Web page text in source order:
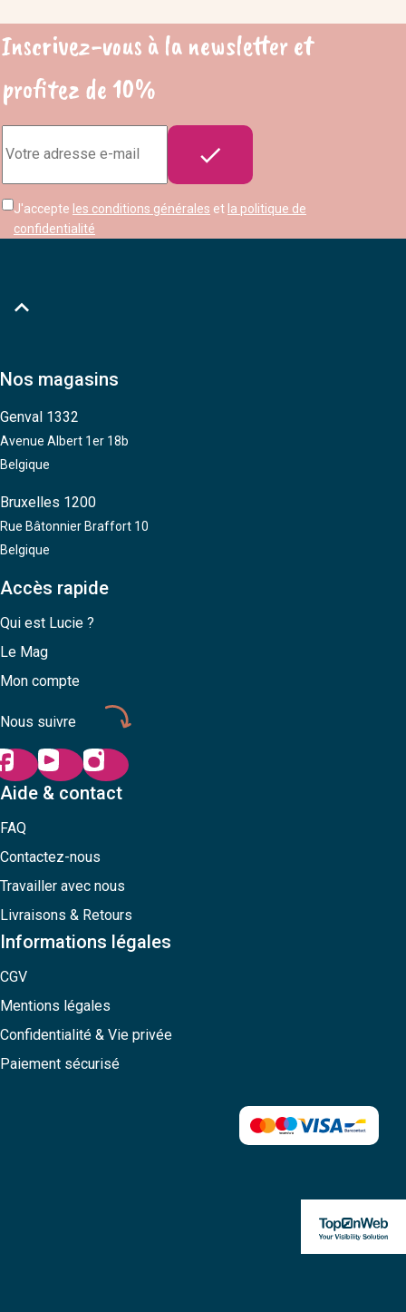
Inscrivez-vous à la newsletter et
profitez de 10%
e-
mail

J'accepte les conditions générales et la politique de
confidentialité

Nos magasins
Genval 1332
Avenue Albert 1er 18b
Belgique
Bruxelles 1200
Rue Bâtonnier Braffort 10
Belgique
Accès rapide
Qui est Lucie ?
Le Mag
Mon compte
Nous suivre
Aide & contact
FAQ
Contactez-nous
Travailler avec nous
Livraisons & Retours
Informations légales
CGV
Mentions légales
Confidentialité & Vie privée
Paiement sécurisé